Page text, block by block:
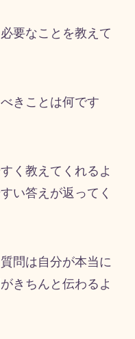
要なことを教えて
きことは何です
く教えてくれるよ
い答えが返ってく
問は自分が本当に
きちんと伝わるよ